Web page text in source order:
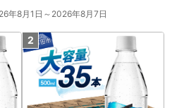
礼品発送に関して、必要最低限の
事業者に通知します。
る地方団体の指定について】
26日付総務大臣通知「ふるさと
の指定について（通知）」にて、
第226号）第37条の2第2項及び第3
年8月1日～2026年8月7日